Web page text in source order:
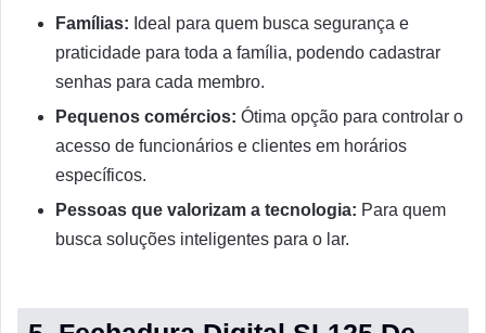
Famílias: Ideal para quem busca segurança e
praticidade para toda a família, podendo cadastrar
senhas para cada membro.
Pequenos comércios: Ótima opção para controlar o
acesso de funcionários e clientes em horários
específicos.
Pessoas que valorizam a tecnologia: Para quem
busca soluções inteligentes para o lar.